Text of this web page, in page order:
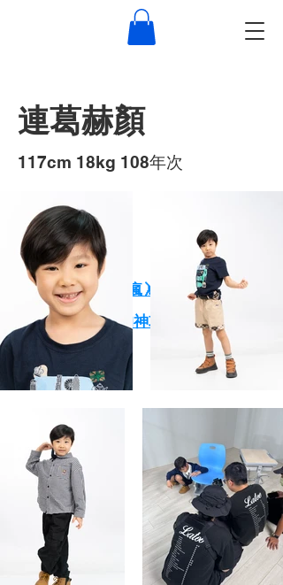
連葛赫顏
117cm 18kg 108年次
作品
XPARK小朋友玩瘋🤸 大朋友放鬆🕺
一天玩爆Xpark的神攻略！